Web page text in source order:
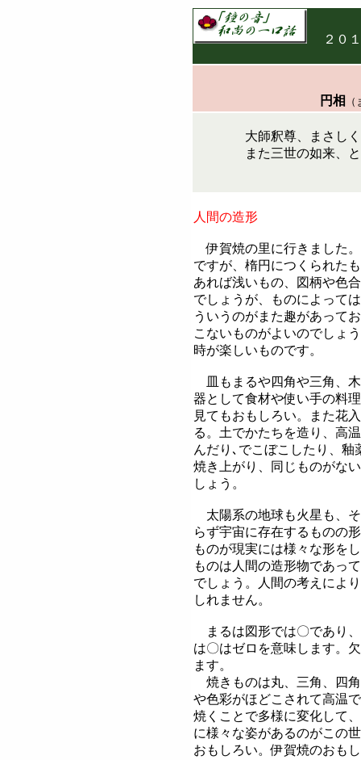
２０
円相
大師釈尊、まさしく得
また三世の如来、とも
人間の造形
伊賀焼の里に行きました
ですが、楕円につくられた
あれば浅いもの、図柄や色
でしょうが、ものによって
ういうのがまた趣があって
こないものがよいのでしょ
時が楽しいものです。
皿もまるや四角や三角、
器として食材や使い手の料
見てもおもしろい。また花
る。土でかたちを造り、高
んだり､でこぼこしたり、
焼き上がり、同じものがな
しょう。
太陽系の地球も火星も、
らず宇宙に存在するものの
ものが現実には様々な形を
ものは人間の造形物であっ
でしょう。人間の考えによ
しれません。
まるは図形では〇であり
は〇はゼロを意味します。
ます。
焼きものは丸、三角、四
や色彩がほどこされて高温
焼くことで多様に変化して
に様々な姿があるのがこの
おもしろい。伊賀焼のおも